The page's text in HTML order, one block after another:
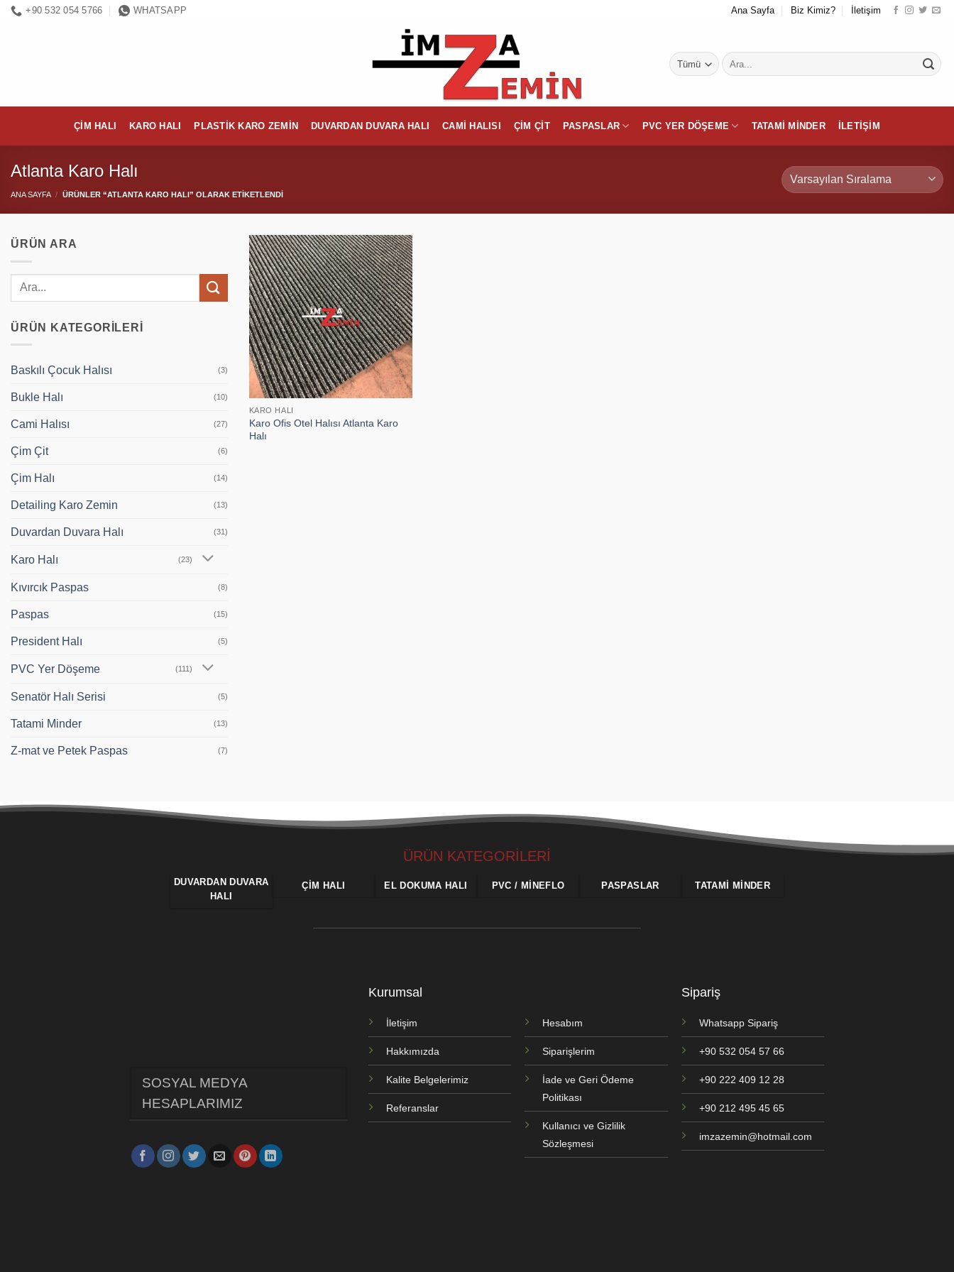
İçeriğe+90 532 054 5766 WHATSAPP Ana Sayfa Biz Kimiz? İletişim
Ara:
ÇIM HALI KARO HALI PLASTIK KARO ZEMIN DUVARDAN DUVARA HALI CAMI HALISI ÇIM ÇIT PASPASLAR PVC YER DÖŞEME TATAMI MINDER İLETIŞIM
Atlanta Karo Halı
ANA SAYFA / ÜRÜNLER “ATLANTA KARO HALI” OLARAK ETIKETLENDI
ÜRÜN ARA
ÜRÜN KATEGORILERI
Baskılı Çocuk Halısı (3)
Bukle Halı (10)
Cami Halısı (27)
Çim Çit (6)
Çim Halı (14)
Detailing Karo Zemin (13)
Duvardan Duvara Halı (31)
Karo Halı (23)
Kıvırcık Paspas (8)
Paspas (15)
President Halı (5)
PVC Yer Döşeme (111)
Senatör Halı Serisi (5)
Tatami Minder (13)
Z-mat ve Petek Paspas (7)
KARO HALI
Karo Ofis Otel Halısı Atlanta Karo
Halı
ÜRÜN KATEGORİLERİ
DUVARDAN DUVARA
HALI
ÇIM HALI EL DOKUMA HALI PVC / MINEFLO PASPASLAR TATAMI MINDER
SOSYAL MEDYA
HESAPLARIMIZ
Kurumsal
İletişim
Hakkımızda
Kalite Belgelerimiz
Referanslar
Hesabım
Siparişlerim
İade ve Geri Ödeme
Politikası
Kullanıcı ve Gizlilik
Sözleşmesi
Sipariş
Whatsapp Sipariş
+90 532 054 57 66
+90 222 409 12 28
+90 212 495 45 65
imzazemin@hotmail.com